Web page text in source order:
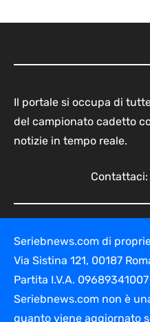
Il portale si occupa di
del campionato cadetto
notizie in tempo reale.
Contattaci:
Seriebnews.com di
Via Sistina 121, 00187
Partita I.V.A. 09689341007
Seriebnews.com non è
quanto viene aggiornato